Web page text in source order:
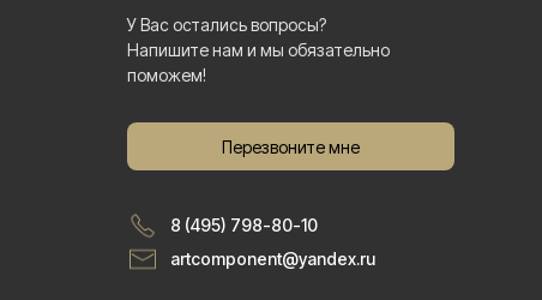
Перезвоните мне
У Вас остались вопросы?
Напишите нам и мы обязательно
поможем!
8 (495) 798-80-10
artcomponent@yandex.ru